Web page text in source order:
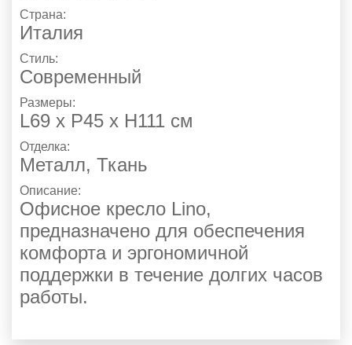
Страна:
Италия
Стиль:
Современный
Размеры:
L69 x P45 x H111 см
Отделка:
Металл, Ткань
Описание:
Офисное кресло Lino,
предназначено для обеспечения
комфорта и эргономичной
поддержки в течение долгих часов
работы.